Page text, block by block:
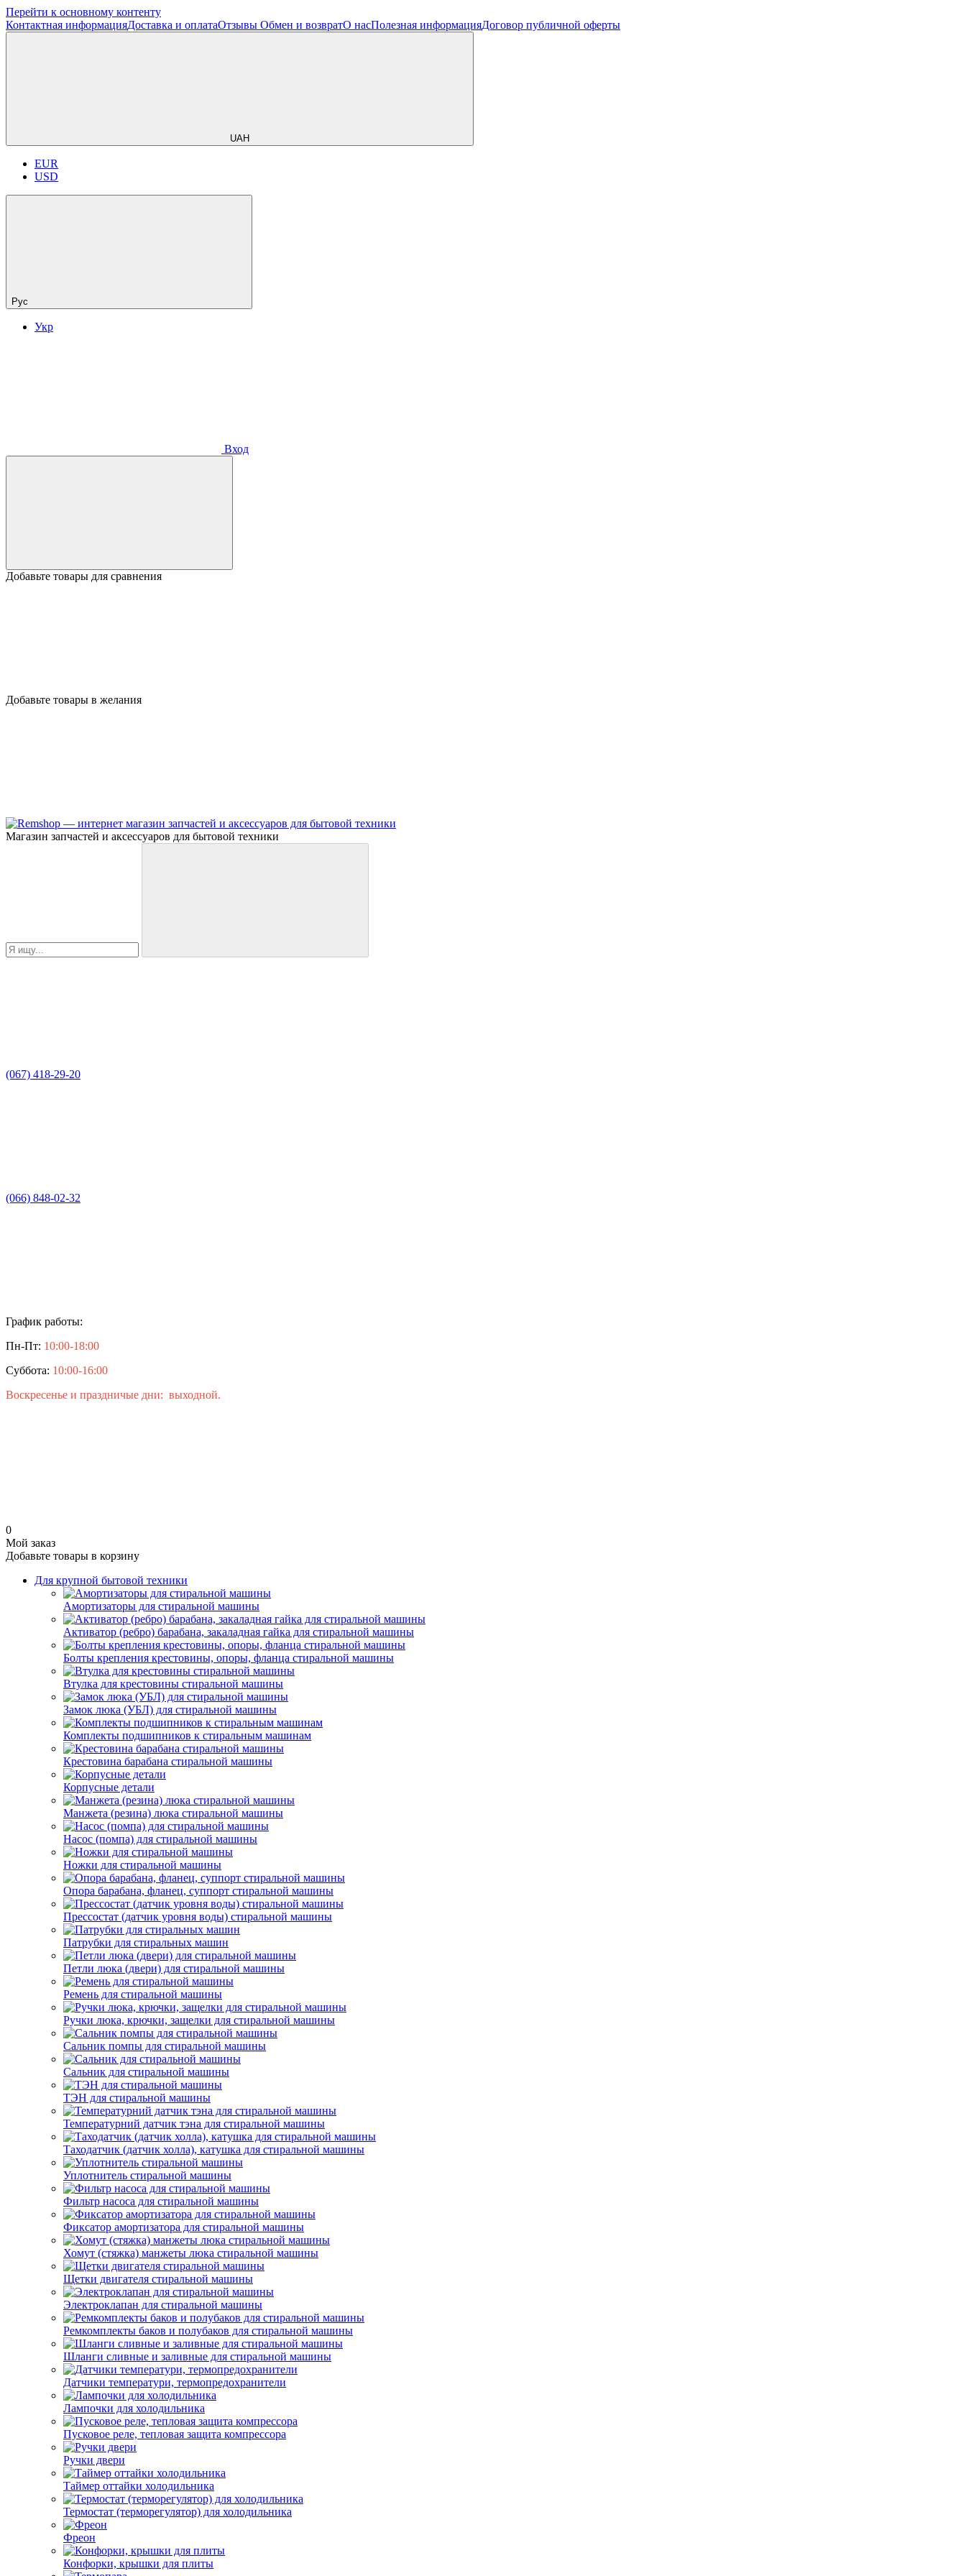
Перейти к основному контенту
Контактная информацияДоставка и оплатаОтзывы Обмен и возвратО насПолезная информацияДоговор публичной оферты
UAH
EUR
USD
Рус
Укр
Вход
Добавьте товары для сравнения
Добавьте товары в желания
Магазин запчастей и аксессуаров для бытовой техники
(067) 418-29-20
(066) 848-02-32
График работы:
Пн-Пт: 10:00-18:00
Суббота: 10:00-16:00
Воскресенье и праздничые дни: выходной.
0
Мой заказ
Добавьте товары в корзину
Для крупной бытовой техники
Амортизаторы для стиральной машины
Активатор (ребро) барабана, закаладная гайка для стиральной машины
Болты крепления крестовины, опоры, фланца стиральной машины
Втулка для крестовины стиральной машины
Замок люка (УБЛ) для стиральной машины
Комплекты подшипников к стиральным машинам
Крестовина барабана стиральной машины
Корпусные детали
Манжета (резина) люка стиральной машины
Насос (помпа) для стиральной машины
Ножки для стиральной машины
Опора барабана, фланец, суппорт стиральной машины
Прессостат (датчик уровня воды) стиральной машины
Патрубки для стиральных машин
Петли люка (двери) для стиральной машины
Ремень для стиральной машины
Ручки люка, крючки, защелки для стиральной машины
Сальник помпы для стиральной машины
Сальник для стиральной машины
ТЭН для стиральной машины
Температурний датчик тэна для стиральной машины
Таходатчик (датчик холла), катушка для стиральной машины
Уплотнитель стиральной машины
Фильтр насоса для стиральной машины
Фиксатор амортизатора для стиральной машины
Хомут (стяжка) манжеты люка стиральной машины
Щетки двигателя стиральной машины
Электроклапан для стиральной машины
Ремкомплекты баков и полубаков для стиральной машины
Шланги сливные и заливные для стиральной машины
Датчики температури, термопредохранители
Лампочки для холодильника
Пусковое реле, тепловая защита компрессора
Ручки двери
Таймер оттайки холодильника
Термостат (терморегулятор) для холодильника
Фреон
Конфорки, крышки для плиты